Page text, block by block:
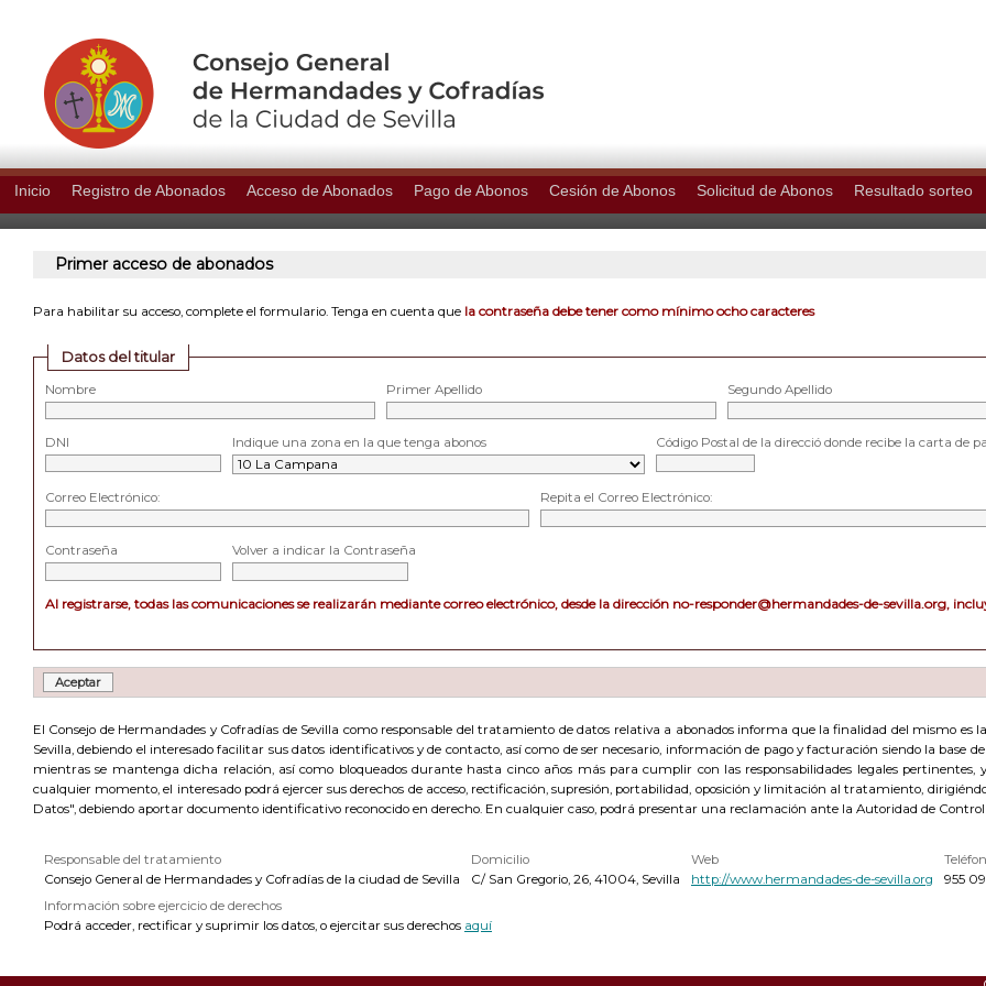
Inicio Registro de Abonados Acceso de Abonados Pago de Abonos Cesión de Abonos Solicitud de Abonos Resultado sorteo
Primer acceso de abonados
Para habilitar su acceso, complete el formulario. Tenga en cuenta que la contraseña debe tener como mínimo ocho caracteres
Datos del titular
Nombre Primer Apellido Segundo Apellido
DNI Indique una zona en la que tenga abonos Código Postal de la direcció donde recibe la carta de
Correo Electrónico: Repita el Correo Electrónico:
Contraseña Volver a indicar la Contraseña
Al registrarse, todas las comunicaciones se realizarán mediante correo electrónico, desde la dirección no-responder@hermandades-de-sevilla.org,
El Consejo de Hermandades y Cofradías de Sevilla como responsable del tratamiento de datos relativa a abonados informa que la finalidad del mismo es
Sevilla, debiendo el interesado facilitar sus datos identificativos y de contacto, así como de ser necesario, información de pago y facturación siendo la base
mientras se mantenga dicha relación, así como bloqueados durante hasta cinco años más para cumplir con las responsabilidades legales pertinentes,
cualquier momento, el interesado podrá ejercer sus derechos de acceso, rectificación, supresión, portabilidad, oposición y limitación al tratamiento,
Datos", debiendo aportar documento identificativo reconocido en derecho. En cualquier caso, podrá presentar una reclamación ante la Autoridad de
Responsable del tratamiento
Consejo General de Hermandades y Cofradías de la ciudad de Sevilla
Domicilio
C/ San Gregorio, 26, 41004, Sevilla
Web
http://www.hermandades-de-sevilla.org
955
Información sobre ejercicio de derechos
Podrá acceder, rectificar y suprimir los datos, o ejercitar sus derechos aquí